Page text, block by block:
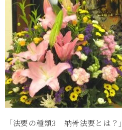
「法要の種類3 納骨法要とは？」